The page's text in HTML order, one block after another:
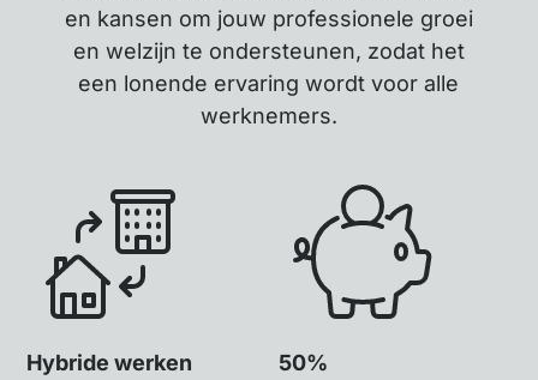
en kansen om jouw professionele groei
en welzijn te ondersteunen, zodat het
een lonende ervaring wordt voor alle
werknemers.
Hybride werken
50%